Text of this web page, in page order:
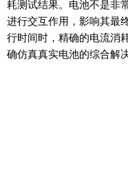
耗测试结果。电池不是非
进行交互作用，影响其最
行时间时，精确的电流消
确仿真真实电池的综合解